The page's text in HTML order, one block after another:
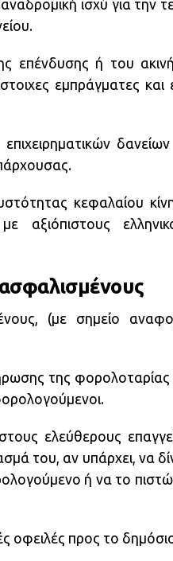
ισχύ για την
επένδυσης ή του
εμπράγματες και
κεφαλαίου
αξιόπιστους
(με σημείο
της
ελεύθερους
του, αν υπάρχει, να
ή να το
οφειλές προς το